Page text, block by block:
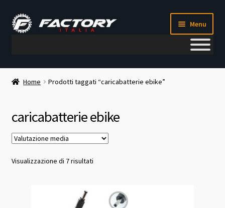
Vai
alla
Vai
al
Menu
Il mio account
Chi siamo
Corso meccanico bici
Home Prodotti taggati “caricabatterie ebike”
caricabatterie ebike
Visualizzazione di 7 risultatiValutazione